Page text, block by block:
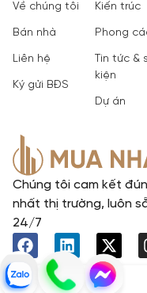
Chúng tôi cam kết
nhất thị trường, luôn
24/7
Về chúng tôi
Bán nhà
Liên hệ
Ký gửi BĐS
Kiến trúc
Phong
Tin tức &
kiện
Dự án